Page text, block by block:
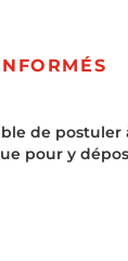
de postuler
pour y